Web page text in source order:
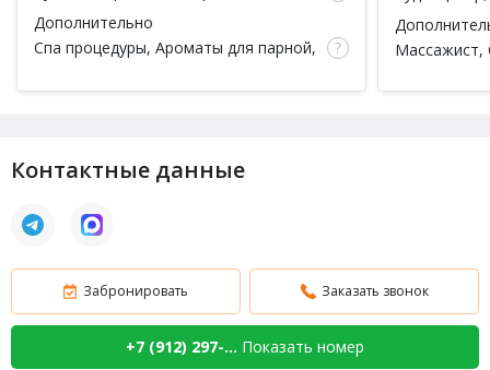
кресло
Дополнительно
Спа процедуры, Ароматы для парной,
Халаты, Шампунь, Мыло, Мочалка,
кресло
Массажист,
Контактные данные
Забронировать Заказать звонок
+7 (912) 297-... Показать номер